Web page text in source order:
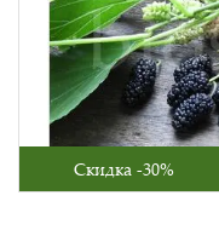
Скидка -30%